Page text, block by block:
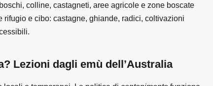
colline, castagneti, aree agricole e zone boscate
rifugio e cibo: castagne, ghiande, radici, coltivazioni
Lezioni dagli emù dell’Australia